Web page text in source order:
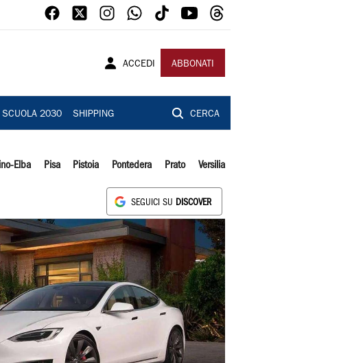
ACCEDI ABBONATI
SCUOLA 2030 SHIPPING CERCA
Elba Pisa Pistoia Pontedera Prato Versilia
SEGUICI SU DISCOVER